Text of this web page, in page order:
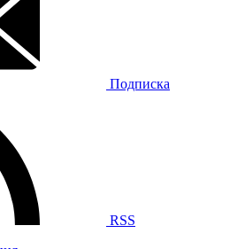
Подписка
RSS